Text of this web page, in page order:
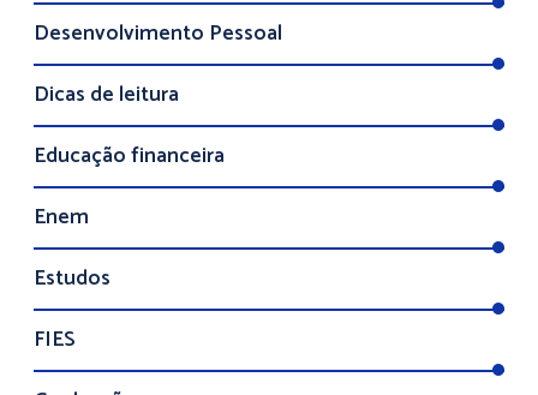
Desenvolvimento Pessoal
Dicas de leitura
Educação financeira
Enem
Estudos
FIES